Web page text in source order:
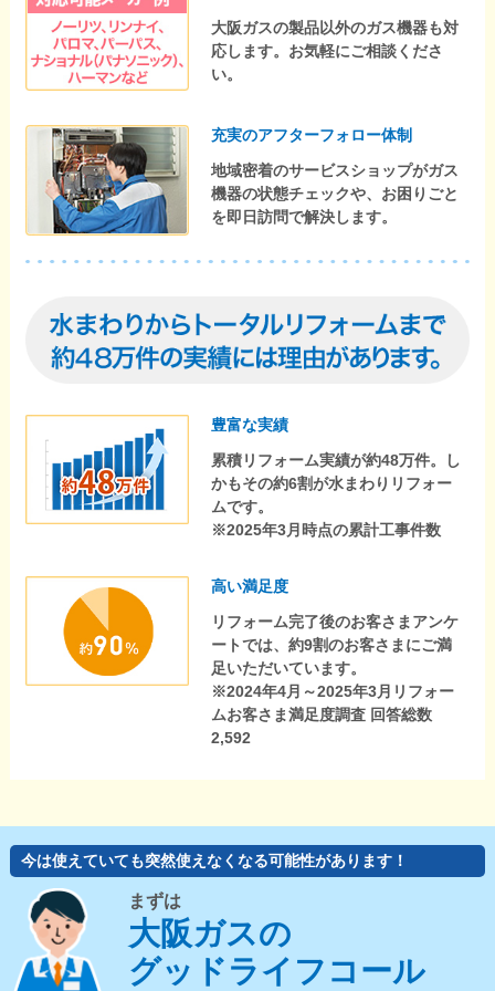
大阪ガスの製品以外のガス機器も対
応します。お気軽にご相談くださ
い。
充実のアフターフォロー体制
地域密着のサービスショップがガス
機器の状態チェックや、お困りごと
を即日訪問で解決します。
豊富な実績
累積リフォーム実績が約48万件。し
かもその約6割が水まわりリフォー
ムです。
※2025年3月時点の累計工事件数
高い満足度
リフォーム完了後のお客さまアンケ
ートでは、約9割のお客さまにご満
足いただいています。
※2024年4月～2025年3月リフォー
ムお客さま満足度調査 回答総数
2,592
今は使えていても突然使えなくなる可能性があります！
まずは
大阪ガスの
グッドライフコール